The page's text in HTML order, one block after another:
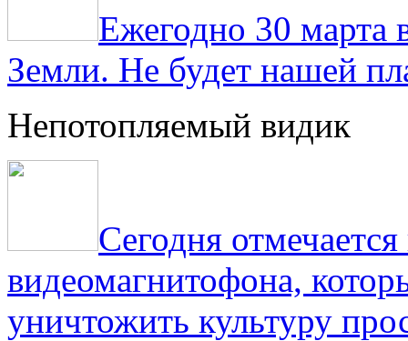
Ежегодно 30 марта
Земли. Не будет нашей
Непотопляемый видик
Сегодня
видеомагнитофона,
уничтожить культуру